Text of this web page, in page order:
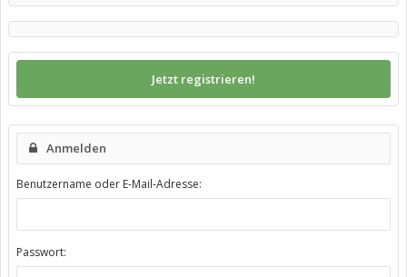
Jetzt registrieren!
Anmelden
Benutzername oder E-Mail-Adresse:
Passwort: